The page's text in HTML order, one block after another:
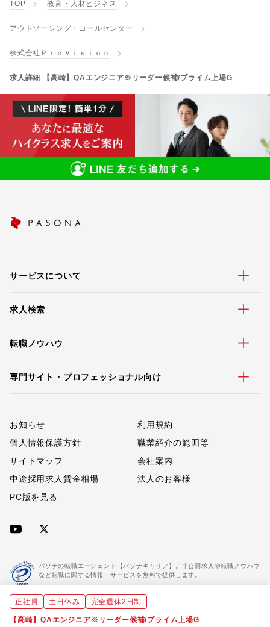
TOP 教育・人材ビジネス
アウトソーシング・コールセンター
株式会社ＰｒｏＶｉｓｉｏｎ
求人詳細 【高崎】QAエンジニア※リーダー候補/プライム上場G
サービスについて
求人検索
転職ノウハウ
専門サイト・プロフェッショナル向け
お知らせ
利用規約
個人情報保護方針
職業紹介の範囲等
サイトマップ
会社案内
中途採用求人賃金相場
法人のお客様
PC版を見る
パソナの転職エージェント【パソナキャリア】。非公開求人や転職ノウハウ
など転職に関する情報・サービスを無料で提供します。
「パソナキャリア」は職業紹介優良事業者に認定されています。
正社員 土日休み 完全週休2日制
【高崎】QAエンジニア※リーダー候補/プライム上場G